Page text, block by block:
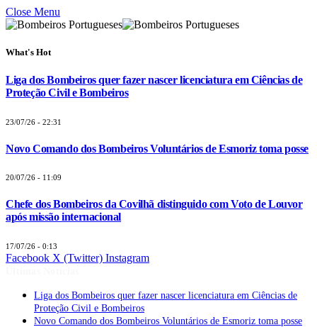
Close Menu
What's Hot
Liga dos Bombeiros quer fazer nascer licenciatura em Ciências de
Proteção Civil e Bombeiros
23/07/26 - 22:31
Novo Comando dos Bombeiros Voluntários de Esmoriz toma posse
20/07/26 - 11:09
Chefe dos Bombeiros da Covilhã distinguido com Voto de Louvor
após missão internacional
17/07/26 - 0:13
Facebook X (Twitter) Instagram
Liga dos Bombeiros quer fazer nascer licenciatura em Ciências de
Proteção Civil e Bombeiros
Novo Comando dos Bombeiros Voluntários de Esmoriz toma posse